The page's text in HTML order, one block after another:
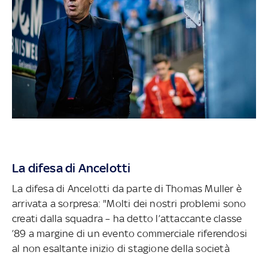
La difesa di Ancelotti
La difesa di Ancelotti da parte di Thomas Muller è
arrivata a sorpresa: "Molti dei nostri problemi sono
creati dalla squadra – ha detto l’attaccante classe
’89 a margine di un evento commerciale riferendosi
al non esaltante inizio di stagione della società